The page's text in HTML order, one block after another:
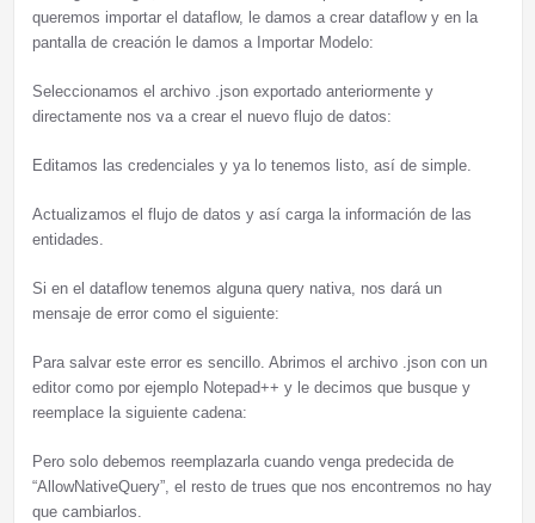
queremos importar el dataflow, le damos a crear dataflow y en la
pantalla de creación le damos a Importar Modelo:
Seleccionamos el archivo .json exportado anteriormente y
directamente nos va a crear el nuevo flujo de datos:
Editamos las credenciales y ya lo tenemos listo, así de simple.
Actualizamos el flujo de datos y así carga la información de las
entidades.
Si en el dataflow tenemos alguna query nativa, nos dará un
mensaje de error como el siguiente:
Para salvar este error es sencillo. Abrimos el archivo .json con un
editor como por ejemplo Notepad++ y le decimos que busque y
reemplace la siguiente cadena:
Pero solo debemos reemplazarla cuando venga predecida de
“AllowNativeQuery”, el resto de trues que nos encontremos no hay
que cambiarlos.